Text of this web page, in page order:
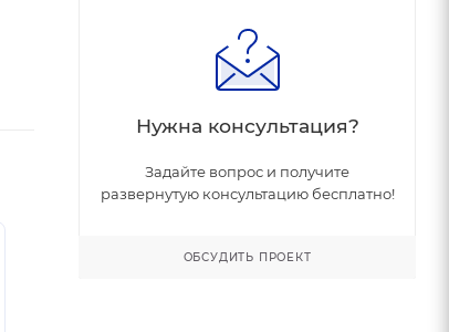
Нужна консультация?
Задайте вопрос и получите
развернутую консультацию бесплатно!
ОБСУДИТЬ ПРОЕКТ